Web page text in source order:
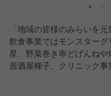
「地域の皆様のみらいを
飲食事業ではモンスター
星、野菜巻き串どげんね
居酒屋梯子、クリニック